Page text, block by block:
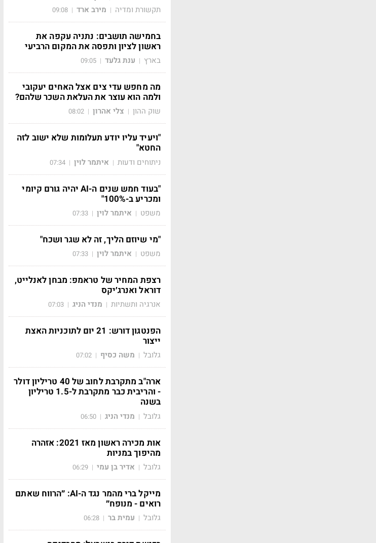
תקשורת ומדיה | מירב ארד |
09:08
בחמישה תושבים: נתניה עקפה את
ראשון לציון ותפסה את המקום הרביעי
בארץ | ענת גלעד |
09:05
מה מחפש עדי צים אצל האחים יעקובי
ולמה הוא עוצר את העלאת השכר שלהם?
שוק ההון | צלי אהרון |
08:02
"ויעיד עליו יודע תעלומות שלא ישוב לזה
החטא"
ניתוחים ודעות | איתמר לוין |
07:34
"בעוד חמש שנים ה-AI יהיה גורם קיומי
ומכריע ב-100%"
משפט | איתמר לוין |
07:33
"מי שיוזם הליך, זה לא שגר ושכח"
משפט | איתמר לוין |
07:33
רצפת המחיר של טראמפ: מבחן לאנלייט,
דוראל ואנרג׳יקס
אנרגיה ותשתיות | מנדי הניג |
07:03
הפנטגון דורש: 21 יום לתוכניות האצת
ייצור
גלובל | משה כסיף |
07:02
ארה"ב מתקרבת לחוב של 40 טריליון דולר
- והריבית כבר מתקרבת ל-1.5 טריליון
בשנה
גלובל | מנדי הניג |
06:50
אות מכירה ראשון מאז 2021: אזהרה
מהיפוך במניות
גלובל | אדיר בן עמי |
06:29
מייקל ברי מהמר נגד ה-AI: ״הרווח שאתם
רואים - מנופח״
גלובל | עמית בר |
06:28